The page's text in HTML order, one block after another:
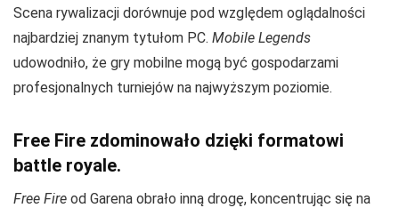
Scena rywalizacji dorównuje pod względem oglądalności
najbardziej znanym tytułom PC. Mobile Legends
udowodniło, że gry mobilne mogą być gospodarzami
profesjonalnych turniejów na najwyższym poziomie.
Free Fire zdominowało dzięki formatowi
battle royale.
Free Fire od Garena obrało inną drogę, koncentrując się na